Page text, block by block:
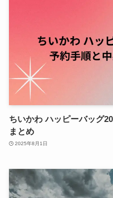
ちいかわ ハッピーバッグ
まとめ
2025年8月1日